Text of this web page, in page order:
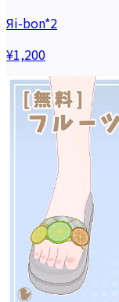
Яi-bon*2
¥1,200